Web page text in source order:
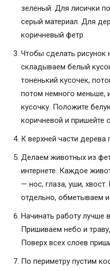
зеленый. Для лисички
серый материал. Для
коричневый фетр.
Чтобы сделать рисунок
складываем белый
тоненький кусочек,
потом немного меньше,
кусочку. Положите
коричневой и пришейте
К верхней части дерева
Делаем животных из
интернете. Каждое
— нос, глаза, уши,
отдельно, обметываем
Начинать работу лучше
Пришиваем небо и
Поверх всех слоев
По периметру пустим